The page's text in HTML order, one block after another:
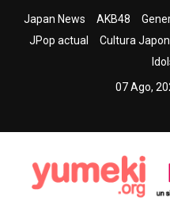
Japan News AKB48
JPop actual
Cultura
07 Ago,